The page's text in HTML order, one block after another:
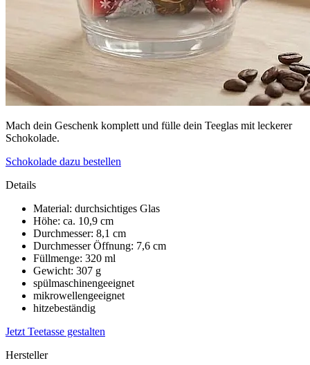
Mach dein Geschenk komplett und fülle dein Teeglas mit leckerer
Schokolade.
Schokolade dazu bestellen
Details
Material: durchsichtiges Glas
Höhe: ca. 10,9 cm
Durchmesser: 8,1 cm
Durchmesser Öffnung: 7,6 cm
Füllmenge: 320 ml
Gewicht: 307 g
spülmaschinengeeignet
mikrowellengeeignet
hitzebeständig
Jetzt Teetasse gestalten
Hersteller